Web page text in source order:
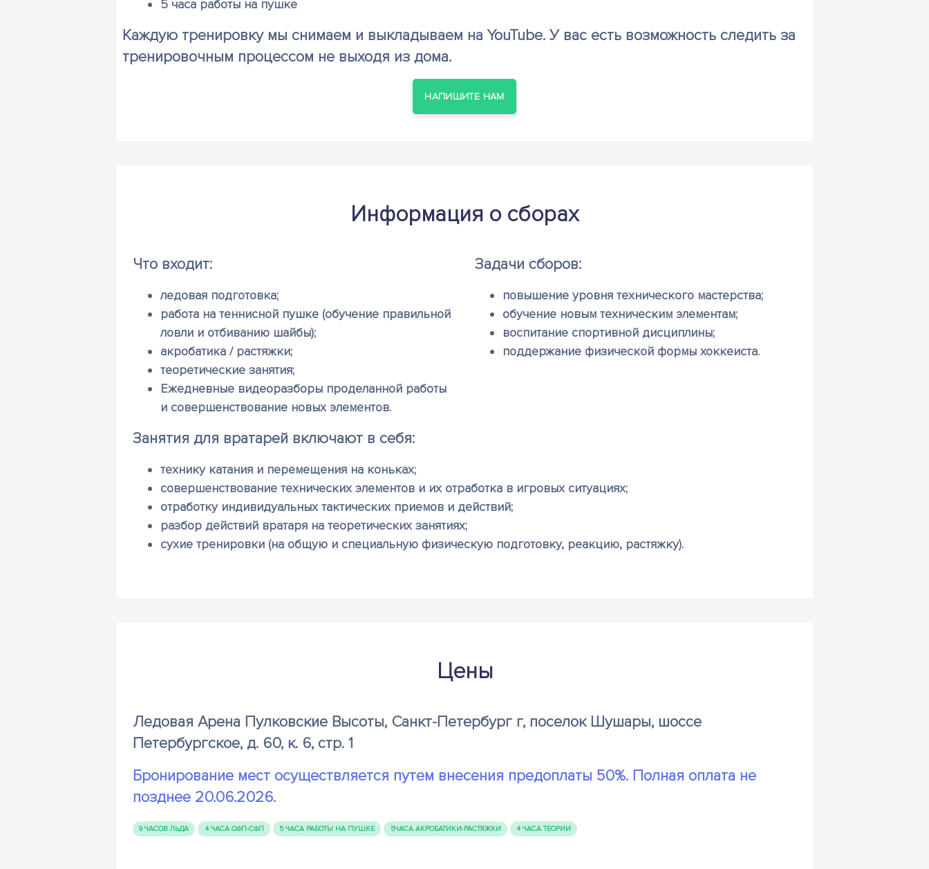
5 часа работы на пушке
Каждую тренировку мы снимаем и выкладываем на YouTube. У вас есть возможность следить за
тренировочным процессом не выходя из дома.
НАПИШИТЕ НАМ
Информация о сборах
Что входит:
ледовая подготовка;
работа на теннисной пушке (обучение правильной
ловли и отбиванию шайбы);
акробатика / растяжки;
теоретические занятия;
Ежедневные видеоразборы проделанной работы
и совершенствование новых элементов.
Задачи сборов:
повышение уровня технического мастерства;
обучение новым техническим элементам;
воспитание спортивной дисциплины;
поддержание физической формы хоккеиста.
Занятия для вратарей включают в себя:
технику катания и перемещения на коньках;
совершенствование технических элементов и их отработка в игровых ситуациях;
отработку индивидуальных тактических приемов и действий;
разбор действий вратаря на теоретических занятиях;
сухие тренировки (на общую и специальную физическую подготовку, реакцию, растяжку).
Цены
Ледовая Арена Пулковские Высоты, Санкт-Петербург г, поселок Шушары, шоссе
Петербургское, д. 60, к. 6, стр. 1
Бронирование мест осуществляется путем внесения предоплаты 50%. Полная оплата не
позднее 20.06.2026.
9 ЧАСОВ ЛЬДА 4 ЧАСА ОФП-СФП 5 ЧАСА РАБОТЫ НА ПУШКЕ 5ЧАСА АКРОБАТИКИ-РАСТЯЖКИ 4 ЧАСА ТЕОРИИ